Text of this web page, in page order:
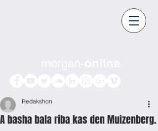
A basha bala riba kas den Muizenberg.
Redakshon